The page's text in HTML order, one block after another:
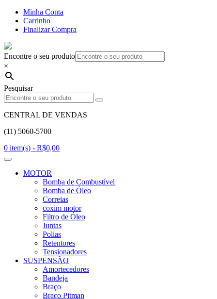
Minha Conta
Carrinho
Finalizar Compra
Encontre o seu produto
×
Pesquisar
CENTRAL DE VENDAS
(11) 5060-5700
0 item(s) - R$0,00
MOTOR
Bomba de Combustível
Bomba de Óleo
Correias
coxim motor
Filtro de Óleo
Juntas
Polias
Retentores
Tensionadores
SUSPENSÃO
Amortecedores
Bandeja
Braço
Braço Pitman